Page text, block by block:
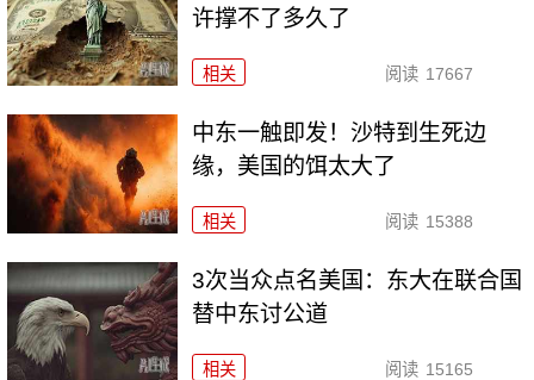
许撑不了多久了
相关 阅读 17667
中东一触即发！沙特到生死边
缘，美国的饵太大了
相关 阅读 15388
3次当众点名美国：东大在联合国
替中东讨公道
相关 阅读 15165